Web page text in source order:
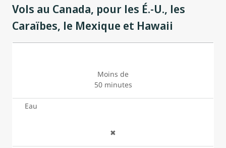
Vols au Canada, pour les É.-U., les
Caraïbes, le Mexique et Hawaii
Moins de
50 minutes
Eau
✖